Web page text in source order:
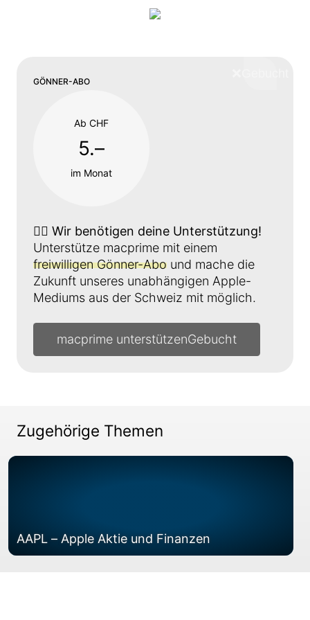
GÖNNER-ABO
Ab CHF
5.–
im Monat
👉🏼 Wir benötigen deine Unterstützung!
Unterstütze macprime mit einem
freiwilligen Gönner-Abo und mache die
Zukunft unseres unabhängigen Apple-
Mediums aus der Schweiz mit möglich.
macprime unterstützen
Zugehörige Themen
AAPL – Apple Aktie und Finanzen